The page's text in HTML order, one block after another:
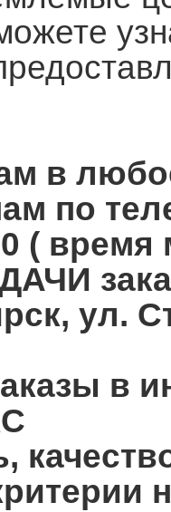
в
по
( время
ул.
в